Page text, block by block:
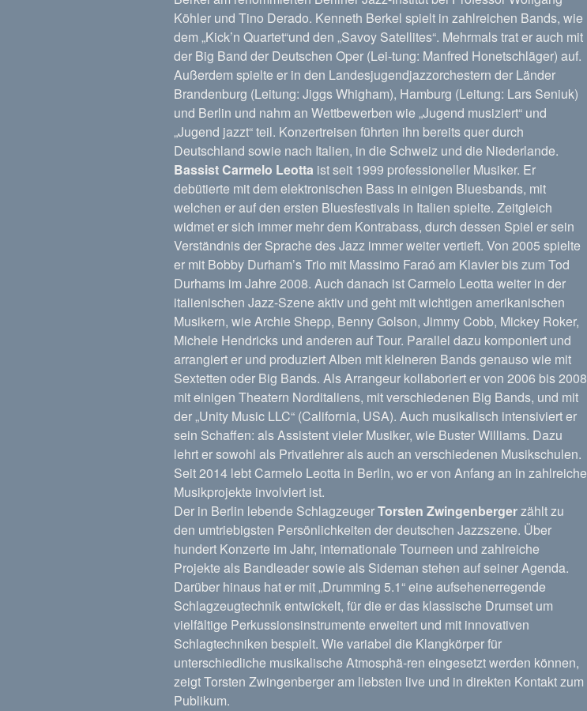
Köhler und Tino Derado. Kenneth Berkel spielt in zahlreichen Bands, wie
dem „Kick’n Quartet“und den „Savoy Satellites“. Mehrmals trat er auch mit
der Big Band der Deutschen Oper (Lei-tung: Manfred Honetschläger) auf.
Außerdem spielte er in den Landesjugendjazzorchestern der Länder
Brandenburg (Leitung: Jiggs Whigham), Hamburg (Leitung: Lars Seniuk)
und Berlin und nahm an Wettbewerben wie „Jugend musiziert“ und
„Jugend jazzt“ teil. Konzertreisen führten ihn bereits quer durch
Deutschland sowie nach Italien, in die Schweiz und die Niederlande.
Bassist Carmelo Leotta ist seit 1999 professioneller Musiker. Er
debütierte mit dem elektronischen Bass in einigen Bluesbands, mit
welchen er auf den ersten Bluesfestivals in Italien spielte. Zeitgleich
widmet er sich immer mehr dem Kontrabass, durch dessen Spiel er sein
Verständnis der Sprache des Jazz immer weiter vertieft. Von 2005 spielte
er mit Bobby Durham’s Trio mit Massimo Faraó am Klavier bis zum Tod
Durhams im Jahre 2008. Auch danach ist Carmelo Leotta weiter in der
italienischen Jazz-Szene aktiv und geht mit wichtigen amerikanischen
Musikern, wie Archie Shepp, Benny Golson, Jimmy Cobb, Mickey Roker,
Michele Hendricks und anderen auf Tour. Parallel dazu komponiert und
arrangiert er und produziert Alben mit kleineren Bands genauso wie mit
Sextetten oder Big Bands. Als Arrangeur kollaboriert er von 2006 bis 2008
mit einigen Theatern Norditaliens, mit verschiedenen Big Bands, und mit
der „Unity Music LLC“ (California, USA). Auch musikalisch intensiviert er
sein Schaffen: als Assistent vieler Musiker, wie Buster Williams. Dazu
lehrt er sowohl als Privatlehrer als auch an verschiedenen Musikschulen.
Seit 2014 lebt Carmelo Leotta in Berlin, wo er von Anfang an in zahlreiche
Musikprojekte involviert ist.
Der in Berlin lebende SchlagzeugerTorsten Zwingenbergerzählt zu
den umtriebigsten Persönlichkeiten der deutschen Jazzszene. Über
hundert Konzerte im Jahr, internationale Tourneen und zahlreiche
Projekte als Bandleader sowie als Sideman stehen auf seiner Agenda.
Darüber hinaus hat er mit „Drumming 5.1“ eine aufsehenerregende
Schlagzeugtechnik entwickelt, für die er das klassische Drumset um
vielfältige Perkussionsinstrumente erweitert und mit innovativen
Schlagtechniken bespielt. Wie variabel die Klangkörper für
unterschiedliche musikalische Atmosphä-ren eingesetzt werden können,
zeigt Torsten Zwingenberger am liebsten live und in direkten Kontakt zum
Publikum.